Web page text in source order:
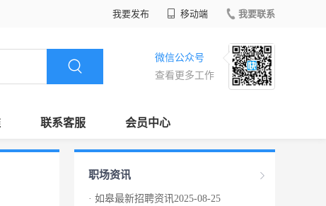
我要发布 移动端 我要联系
微信公众号
查看更多工作
联系客服 会员中心
职场资讯
· 如皋最新招聘资讯2025-08-25